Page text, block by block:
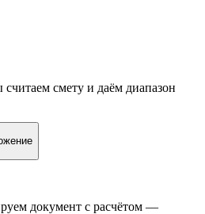
смету и даём диапазон
документ с расчётом —